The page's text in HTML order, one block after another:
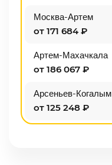
Москва-Артем
от 171 684 ₽
Артем-Махачкала
от 186 067 ₽
Арсеньев-Когалым
от 125 248 ₽